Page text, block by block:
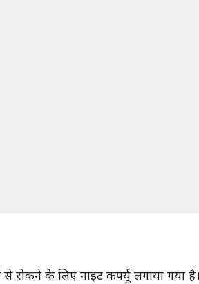
के लिए नाइट कर्फ्यू लगाया गया है।